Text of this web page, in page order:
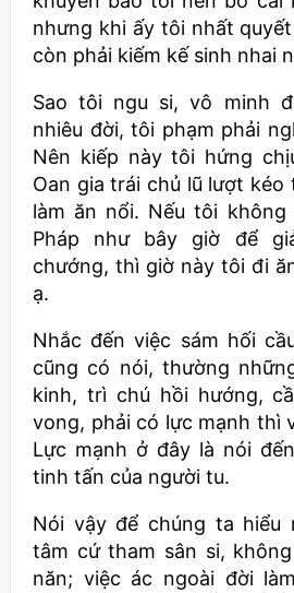
nhưng khi ấy tôi nhất
còn phải kiếm kế sinh nhai
Sao tôi ngu si, vô minh
nhiêu đời, tôi phạm phải
Nên kiếp này tôi hứng
Oan gia trái chủ lũ lượt
làm ăn nổi. Nếu tôi
Pháp như bây giờ để
chướng, thì giờ này tôi đi
ạ.
Nhắc đến việc sám hối
cũng có nói, thường
kinh, trì chú hồi hướng,
vong, phải có lực mạnh thì
Lực mạnh ở đây là nói
tinh tấn của người tu.
Nói vậy để chúng ta hiểu
tâm cứ tham sân si,
năn; việc ác ngoài đời